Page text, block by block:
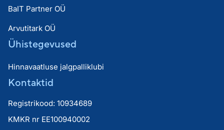
BaIT Partner OÜ
Arvutitark OÜ
Ühistegevused
Hinnavaatluse jalgpalliklubi
Kontaktid
Registrikood: 10934689
KMKR nr EE100940002